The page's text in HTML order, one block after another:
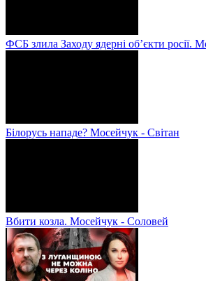
ФСБ злила Заходу ядерні об’єкти росії.
Білорусь нападе? Мосейчук - Світан
Вбити козла. Мосейчук - Соловей